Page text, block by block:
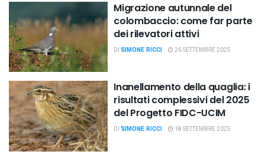
Migrazione autunnale del
colombaccio: come far parte
dei rilevatori attivi
DI SIMONE RICCI 26 SETTEMBRE 2025
Inanellamento della quaglia: i
risultati complessivi del 2025
del Progetto FIDC-UCIM
DI SIMONE RICCI 18 SETTEMBRE 2025